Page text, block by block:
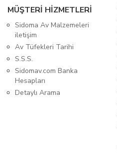
MÜŞTERİ HİZMETLERİ
Sidoma Av Malzemeleri
iletişim
Av Tüfekleri Tarihi
S.S.S.
Sidomav.com Banka
Hesapları
Detaylı Arama